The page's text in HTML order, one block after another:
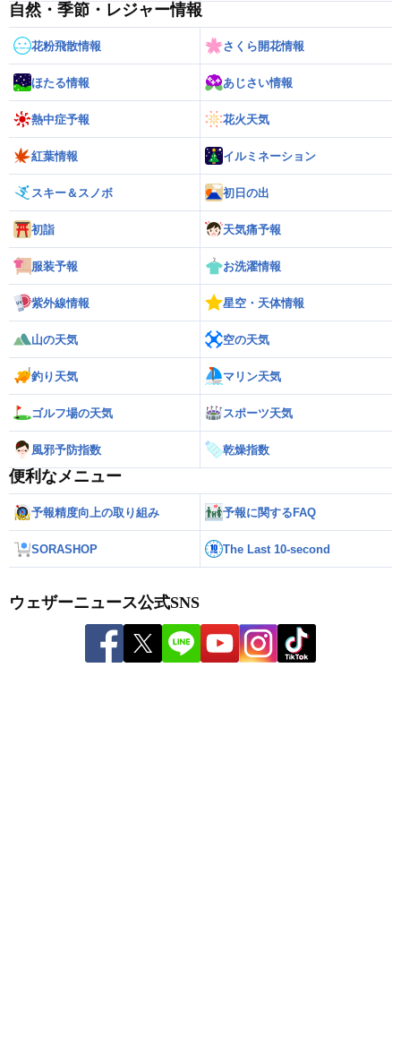
自然・季節・レジャー情報
花粉飛散情報 さくら開花情報
ほたる情報 あじさい情報
熱中症予報 花火天気
紅葉情報 イルミネーション
スキー＆スノボ 初日の出
初詣 天気痛予報
服装予報 お洗濯情報
紫外線情報 星空・天体情報
山の天気 空の天気
釣り天気 マリン天気
ゴルフ場の天気 スポーツ天気
風邪予防指数 乾燥指数
便利なメニュー
予報精度向上の取り組み 予報に関するFAQ
SORASHOP The Last 10-second
ウェザーニュース公式SNS